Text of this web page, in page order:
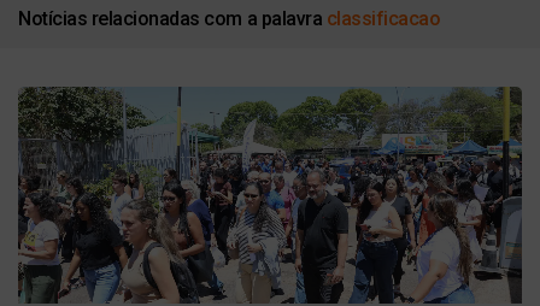
Notícias relacionadas com a palavra classificacao